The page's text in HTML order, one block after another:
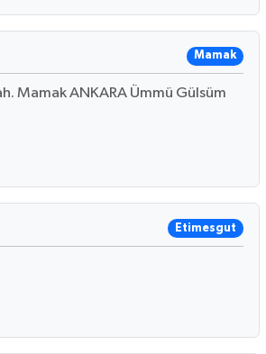
Mamak
Mamak ANKARA Ümmü Gülsüm
Etimesgut